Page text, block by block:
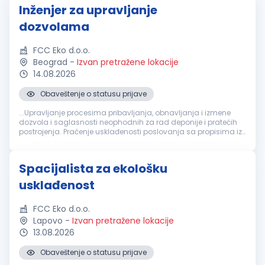
Inženjer za upravljanje
dozvolama
FCC Eko d.o.o.
Beograd - Izvan pretražene lokacije
14.08.2026
Obaveštenje o statusu prijave
...Upravljanje procesima pribavljanja, obnavljanja i izmene
dozvola i saglasnosti neophodnih za rad deponije i pratećih
postrojenja. Praćenje usklađenosti poslovanja sa propisima iz
Spacijalista za ekološku
usklađenost
FCC Eko d.o.o.
Lapovo - Izvan pretražene lokacije
13.08.2026
Obaveštenje o statusu prijave